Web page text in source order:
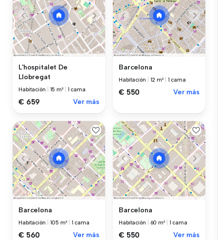
L'hospitalet De
Llobregat
Habitación 15 m² 1 cama
€ 659 Ver más
Barcelona
Habitación 12 m² 1 cama
€ 550 Ver más
Barcelona
Habitación 105 m² 1 cama
€ 560 Ver más
Barcelona
Habitación 60 m² 1 cama
€ 550 Ver más